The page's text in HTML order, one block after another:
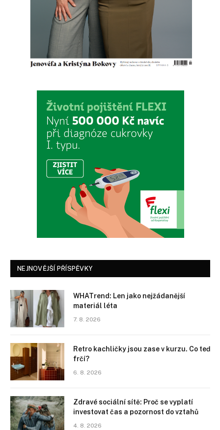
NEJNOVĚJŠÍ PŘÍSPĚVKY
WHATrend: Len jako nejžádanější
materiál léta
7. 8. 2026
Retro kachličky jsou zase v kurzu. Co teď
frčí?
6. 8. 2026
Zdravé sociální sítě: Proč se vyplatí
investovat čas a pozornost do vztahů
4. 8. 2026